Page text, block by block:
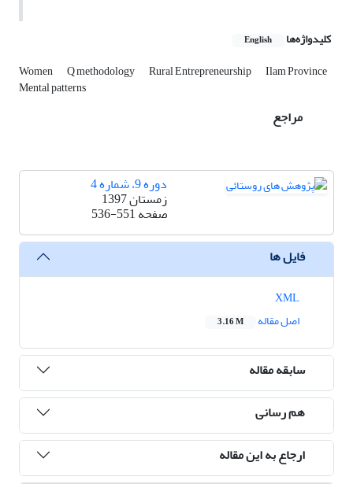
کلیدواژه‌ها English
Women Q methodology Rural Entrepreneurship Ilam Province
Mental patterns
مراجع
دوره 9، شماره 4
زمستان 1397
صفحه536-551
فایل ها
اصل مقاله
3.16 M
سابقه مقاله
هم رسانی
ارجاع به این مقاله